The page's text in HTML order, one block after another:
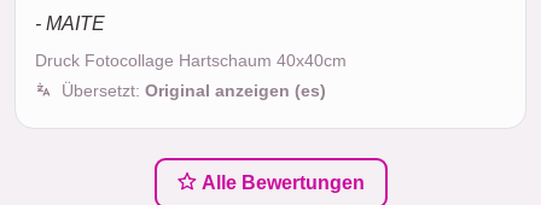
- MAITE
Druck Fotocollage Hartschaum 40x40cm
Übersetzt: Original anzeigen (es)
Alle Bewertungen